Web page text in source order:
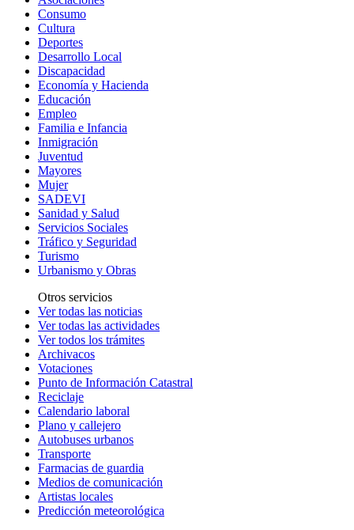
Consumo
Cultura
Deportes
Desarrollo Local
Discapacidad
Economía y Hacienda
Educación
Empleo
Familia e Infancia
Inmigración
Juventud
Mayores
Mujer
SADEVI
Sanidad y Salud
Servicios Sociales
Tráfico y Seguridad
Turismo
Urbanismo y Obras
Otros servicios
Ver todas las noticias
Ver todas las actividades
Ver todos los trámites
Archivacos
Votaciones
Punto de Información Catastral
Reciclaje
Calendario laboral
Plano y callejero
Autobuses urbanos
Transporte
Farmacias de guardia
Medios de comunicación
Artistas locales
Predicción meteorológica